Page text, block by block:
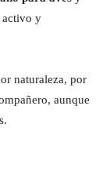
activo y
naturaleza, por
aunque